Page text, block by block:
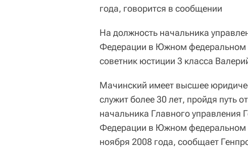
года, говорится в сообщении
На должность начальника
Федерации в Южном федеральном
советник юстиции 3 класса
Мачинский имеет высшее
служит более 30 лет, пройдя путь
начальника Главного управления
Федерации в Южном федеральном
ноября 2008 года, сообщает